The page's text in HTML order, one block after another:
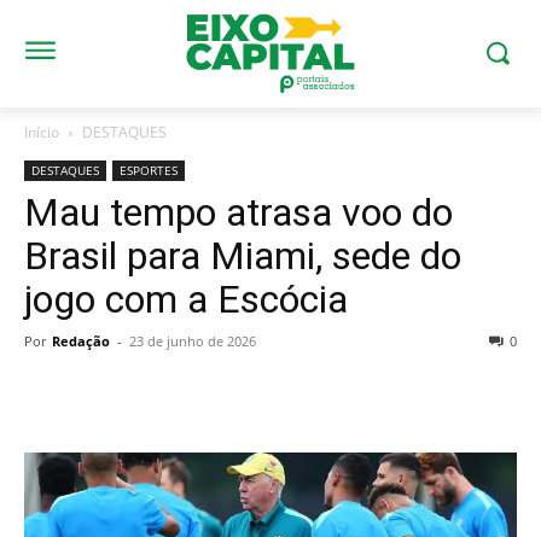
Início DESTAQUES
DESTAQUES ESPORTES
Mau tempo atrasa voo do
Brasil para Miami, sede do
jogo com a Escócia
Por Redação - 23 de junho de 2026 0